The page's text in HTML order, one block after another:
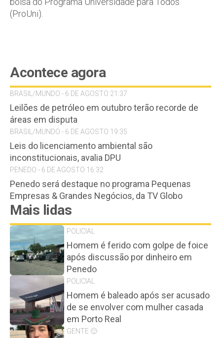
(ProUni).
Acontece agora
BRASIL/MUNDO - 6 DE AGOSTO 21:37
Leilões de petróleo em outubro terão recorde de
áreas em disputa
BRASIL/MUNDO - 6 DE AGOSTO 19:35
Leis do licenciamento ambiental são
inconstitucionais, avalia DPU
PENEDO - 6 DE AGOSTO 16:32
Penedo será destaque no programa Pequenas
Empresas & Grandes Negócios, da TV Globo
Mais lidas
POLICIAL
Homem é ferido com golpe de foice
após discussão por dinheiro em
Penedo
POLICIAL
Homem é baleado após ser acusado
de se envolver com mulher casada
em Porto Real
GENTE 🙂